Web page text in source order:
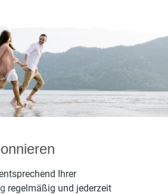
Ihrer
regelmäßig und jederzeit